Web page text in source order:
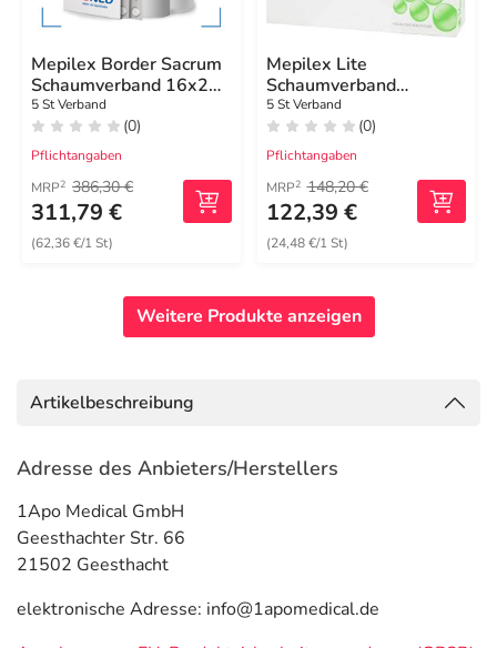
Mepilex Border Sacrum
Schaumverband 16x20
cm steril
5 St Verband
(0)
Pflichtangaben
MRP2 386,30 €
311,79 €
(62,36 €/1 St)
Mepilex Lite
Schaumverband
12,5x12,5cm steril
5 St Verband
(0)
Pflichtangaben
MRP2 148,20 €
122,39 €
(24,48 €/1 St)
Weitere Produkte anzeigen
Artikelbeschreibung
Adresse des Anbieters/Herstellers
1Apo Medical GmbH
Geesthachter Str. 66
21502 Geesthacht
elektronische Adresse: info@1apomedical.de